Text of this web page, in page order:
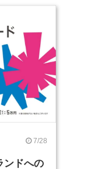
7/28
ンドへの